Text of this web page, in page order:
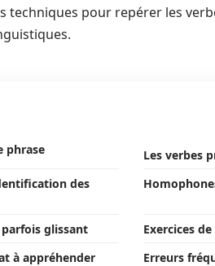
techniques pour repérer les
phrase
Les verbes
des
glissant
Exercices
à appréhender
Erreurs